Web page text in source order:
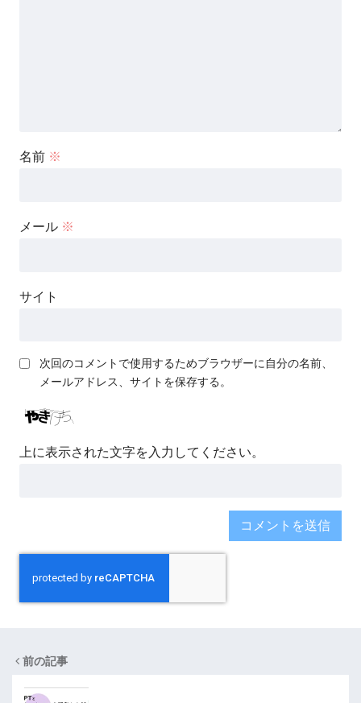
名前 ※
メール ※
サイト
次回のコメントで使用するためブラウザーに自分の名前、
メールアドレス、サイトを保存する。
上に表示された文字を入力してください。
前の記事